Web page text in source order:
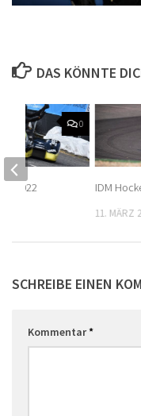
DAS KÖNNTE
IDM
11. MÄRZ
0
2022
SCHREIBE EINEN
Kommentar*